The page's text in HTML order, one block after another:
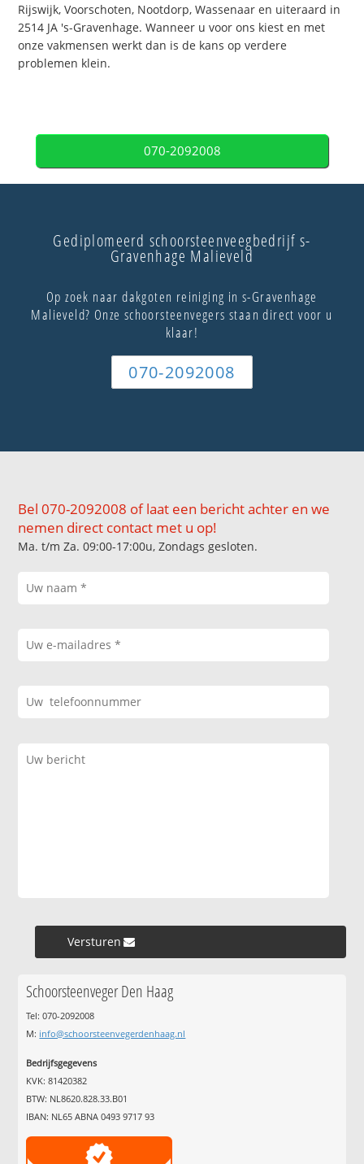
Rijswijk, Voorschoten, Nootdorp, Wassenaar en uiteraard in
2514 JA 's-Gravenhage. Wanneer u voor ons kiest en met
onze vakmensen werkt dan is de kans op verdere
problemen klein.
070-2092008
Gediplomeerd schoorsteenveegbedrijf s-
Gravenhage Malieveld
Op zoek naar dakgoten reiniging in s-Gravenhage
Malieveld? Onze schoorsteenvegers staan direct voor u
klaar!
070-2092008
Bel 070-2092008 of laat een bericht achter en we
nemen direct contact met u op!
Ma. t/m Za. 09:00-17:00u, Zondags gesloten.
Versturen »
Schoorsteenveger Den Haag
Tel: 070-2092008
M: info@schoorsteenvegerdenhaag.nl
Bedrijfsgegevens
KVK: 81420382
BTW: NL8620.828.33.B01
IBAN: NL65 ABNA 0493 9717 93